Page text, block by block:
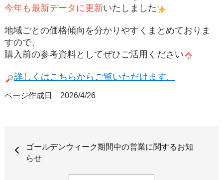
今年も最新データに更新いたしました
地域ごとの価格傾向を分かりやすくまとめておりま
すので、
購入前の参考資料としてぜひご活用ください
詳しくはこちらからご覧いただけます。
ページ作成日 2026/4/26
ゴールデンウィーク期間中の営業に関するお知
らせ